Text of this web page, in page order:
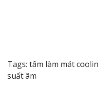
Tags: tấm làm mát
suất âm